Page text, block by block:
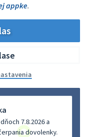
appke.
7.8.2026 a
dovolenky.